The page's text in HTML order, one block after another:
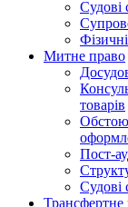
Судові
Митне право
товарів
Пост-
Судові